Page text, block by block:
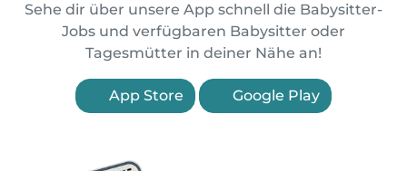
Sehe dir über unsere App schnell die Babysitter-
Jobs und verfügbaren Babysitter oder
Tagesmütter in deiner Nähe an!
App Store Google Play